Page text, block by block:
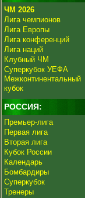
ЧМ 2026
Лига чемпионов
Лига Европы
Лига конференций
Лига наций
Клубный ЧМ
Суперкубок УЕФА
Межконтинентальный
кубок
РОССИЯ:
Премьер-лига
Первая лига
Вторая лига
Кубок России
Календарь
Бомбардиры
Суперкубок
Тренеры